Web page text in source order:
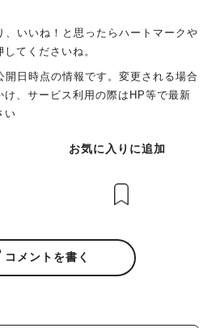
いいね！と思ったらハートマークや
てくださいね。
日時点の情報です。変更される場合
、サービス利用の際はHP等で最新
い
お気に入りに追加
コメントを書く